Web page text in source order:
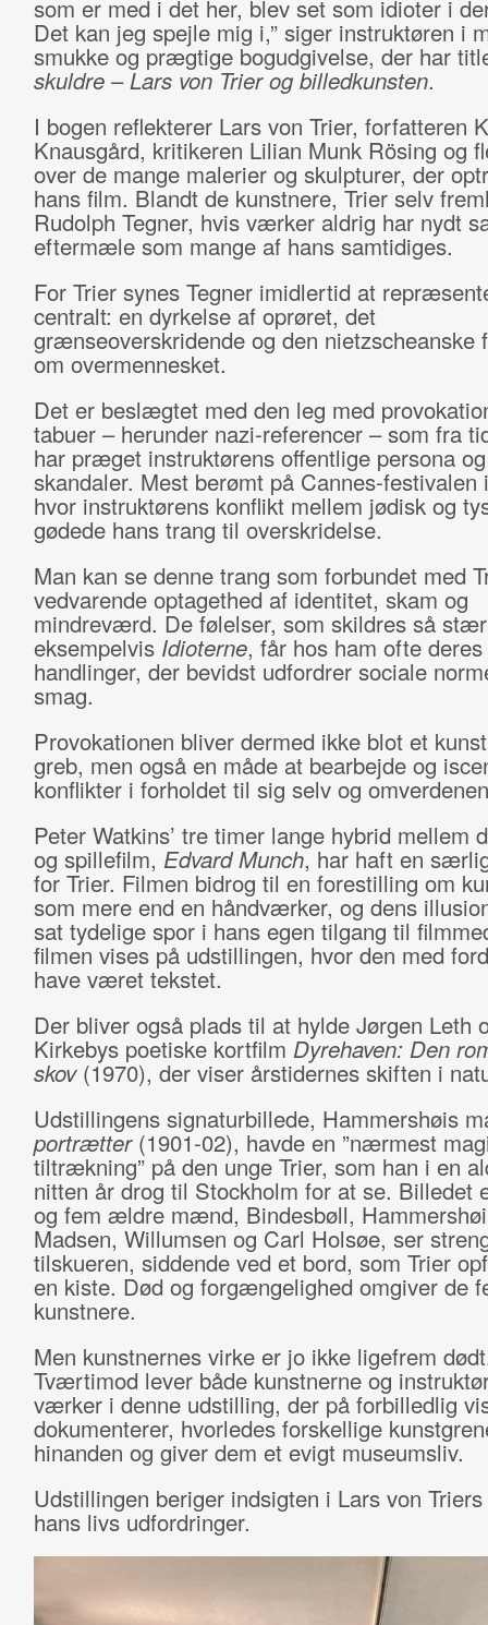
som er med i det her, blev set som idioter i
Det kan jeg spejle mig i,” siger instruktøren i
smukke og prægtige bogudgivelse, der har
skuldre–Lars von Trier og billedkunsten.
I bogen reflekterer Lars von Trier, forfatteren
Knausgård, kritikeren Lilian Munk Rösing og
over de mange malerier og skulpturer, der
hans film. Blandt de kunstnere, Trier selv
Rudolph Tegner, hvis værker aldrig har nydt
eftermæle som mange af hans samtidiges.
For Trier synes Tegner imidlertid at
centralt: en dyrkelse af oprøret, det
grænseoverskridende og den nietzscheanske
om overmennesket.
Det er beslægtet med den leg med
tabuer – herunder nazi-referencer – som fra
har præget instruktørens offentlige persona
skandaler. Mest berømt på Cannes-festivalen
hvor instruktørens konflikt mellem jødisk og
gødede hans trang til overskridelse.
Man kan se denne trang som forbundet med
vedvarende optagethed af identitet, skam og
mindreværd. De følelser, som skildres så
eksempelvis Idioterne, får hos ham ofte
handlinger, der bevidst udfordrer sociale
smag.
Provokationen bliver dermed ikke blot et
greb, men også en måde at bearbejde og
konflikter i forholdet til sig selv og
Peter Watkins’ tre timer lange hybrid mellem
og spillefilm, Edvard Munch, har haft en
for Trier. Filmen bidrog til en forestilling om
som mere end en håndværker, og dens
sat tydelige spor i hans egen tilgang til
filmen vises på udstillingen, hvor den med
have været tekstet.
Der bliver også plads til at hylde Jørgen Leth
Kirkebys poetiske kortfilm Dyrehaven: Den
skov(1970), der viser årstidernes skiften i
Udstillingens signaturbillede, Hammershøis
portrætter(1901-02), havde en ”nærmest
tiltrækning” på den unge Trier, som han i en
nitten år drog til Stockholm for at se. Billedet
og fem ældre mænd, Bindesbøll,
Madsen, Willumsen og Carl Holsøe, ser
tilskueren, siddende ved et bord, som Trier
en kiste. Død og forgængelighed omgiver de
kunstnere.
Men kunstnernes virke er jo ikke ligefrem
Tværtimod lever både kunstnerne og
værker i denne udstilling, der på forbilledlig
dokumenterer, hvorledes forskellige
hinanden og giver dem et evigt museumsliv.
Udstillingen beriger indsigten i Lars von
hans livs udfordringer.